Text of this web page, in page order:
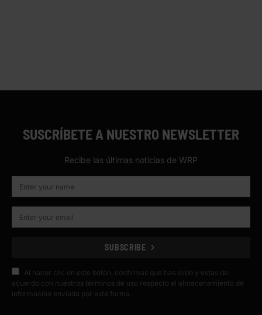
SUSCRÍBETE A NUESTRO NEWSLETTER
Recibe las últimas noticias de WRP
SUBSCRIBE
Al hacer clic en este botón, confirmas que has leído y estas de
acuerdo con nuestros términos de uso respecto al almacenamiento de
información enviada por esta forma.